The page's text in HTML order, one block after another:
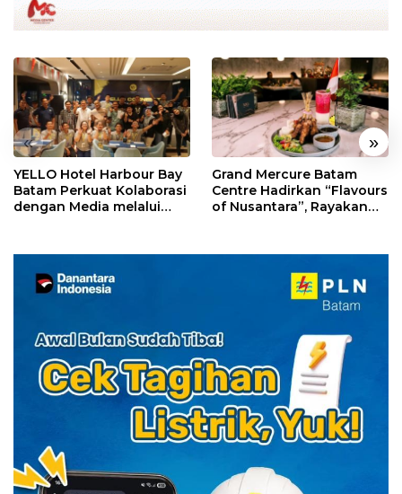
« »
YELLO Hotel Harbour Bay
Batam Perkuat Kolaborasi
dengan Media melalui
Grand Mercure Batam
Centre Hadirkan “Flavours
of Nusantara”, Rayakan